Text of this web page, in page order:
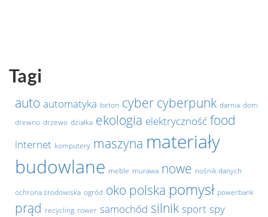
Tagi
auto automatyka beton cyber cyberpunk darnia dom
drewno drzewo działka ekologia elektryczność food
internet komputery maszyna materiały
budowlane meble murawa nowe nośnik danych
ochrona środowiska ogród oko polska pomysł powerbank
prąd recycling rower samochód silnik sport spy